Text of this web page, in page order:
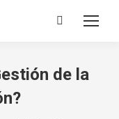
Search:
de la